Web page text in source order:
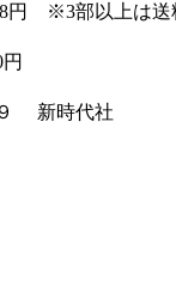
円 ※3部以上は送
新時代社